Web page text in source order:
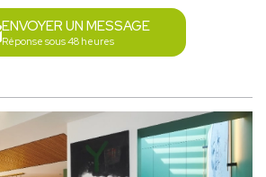
ENVOYER UN MESSAGE
Réponse sous 48 heures